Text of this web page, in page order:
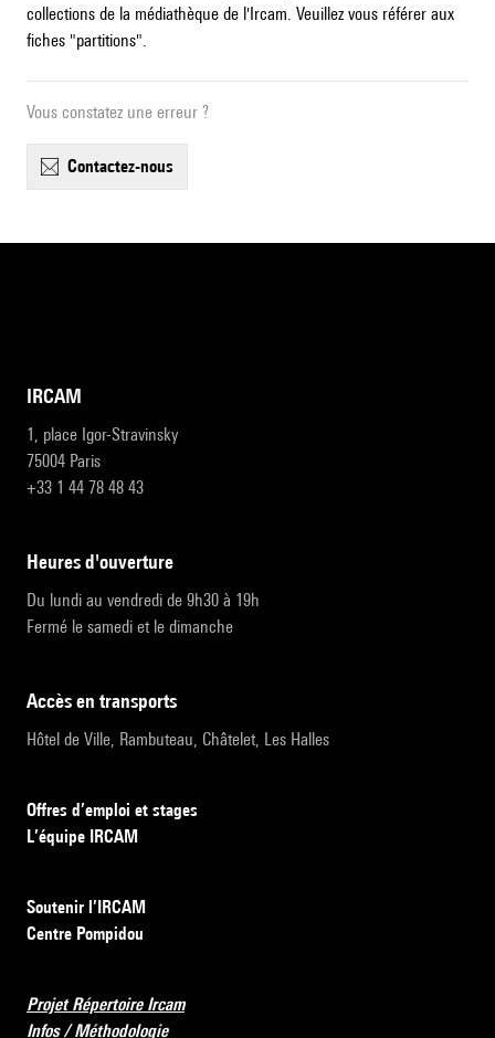
collections de la médiathèque de l'Ircam. Veuillez vous référer aux
fiches "partitions".
Vous constatez une erreur ?
contactez-nous
IRCAM
1, place Igor-Stravinsky
75004 Paris
+33 1 44 78 48 43
heures d'ouverture
Du lundi au vendredi de 9h30 à 19h
Fermé le samedi et le dimanche
accès en transports
Hôtel de Ville, Rambuteau, Châtelet, Les Halles
Offres d’emploi et stages
L’équipe IRCAM
Soutenir l’IRCAM
Centre Pompidou
Projet Répertoire Ircam
Infos / Méthodologie